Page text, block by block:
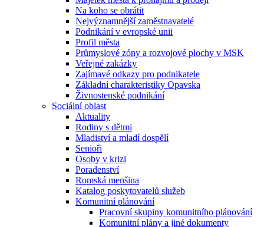
Na koho se obrátit
Nejvýznamnější zaměstnavatelé
Podnikání v evropské unii
Profil města
Průmyslové zóny a rozvojové plochy v MSK
Veřejné zakázky
Zajímavé odkazy pro podnikatele
Základní charakteristiky Opavska
Živnostenské podnikání
Sociální oblast
Aktuality
Rodiny s dětmi
Mladiství a mladí dospělí
Senioři
Osoby v krizi
Poradenství
Romská menšina
Katalog poskytovatelů služeb
Komunitní plánování
Pracovní skupiny komunitního plánování
Komunitní plány a jiné dokumenty